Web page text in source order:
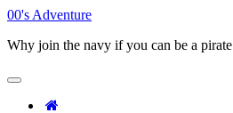
00's Adventure
Why join the navy if you can be a pirate